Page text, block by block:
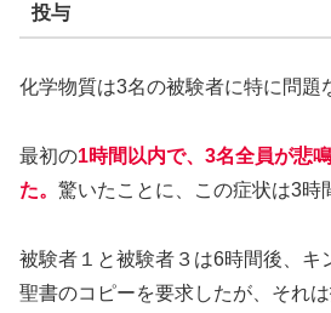
投与
化学物質は3名の被験者に特に問題
最初の1時間以内で、3名全員が悲
た。 驚いたことに、この症状は3時
被験者１と被験者３は6時間後、キ
聖書のコピーを要求したが、それ